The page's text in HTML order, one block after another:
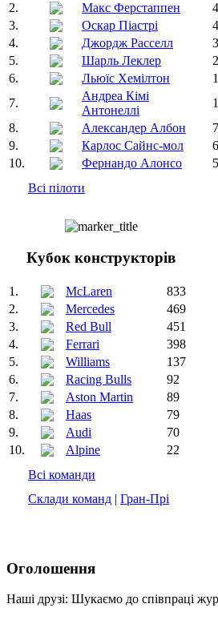
2.
Макс Ферстаппен
3.
Оскар Піастрі
4.
Джордж Расселл
5.
Шарль Леклер
6.
Льюїс Хемілтон
7.
Андреа Кімі
Антонеллі
8.
Александер Албон
9.
Карлос Сайнс-мол
10.
Фернандо Алонсо
Всі пілоти
Кубок конструкторів
1. McLaren
833
2.
Mercedes
469
3.
Red Bull
451
4.
Ferrari
398
5.
Williams
137
6.
Racing Bulls
92
7.
Aston Martin
89
8.
Haas
79
9.
Audi
70
10.
Alpine
22
Всі команди
Склади команд | Гран-Прі
Оголошення
Наші друзі: Шукаємо до співпраці